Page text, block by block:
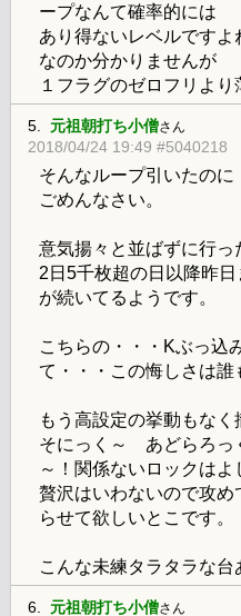
ープなんて確率的には
あり得ないレベルです
なのか分かりませんが
１フラグのゼロフリより
5. 元祖朝打ち小僧さん
2018/04/24 19:49 #5040218
そんなループ引いたの
ごめんなさい。
意気揚々と並ばずに行
2日5千枚超の日以降昨
が続いてるようです。
こちらの・・・Kぶっ込
て・・・この悔しさは誰
もう高設定の挙動もなく
そにっく～ あどらろ
～！関係ないロックはよ
贅沢はいわないので攻め
らせて欲しいとこです。
こんな未練タラタラな台
6. 元祖朝打ち小僧さん